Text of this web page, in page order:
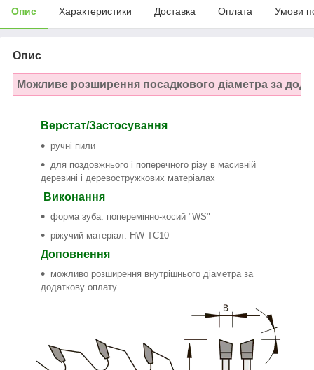
Опис Характеристики Доставка Оплата Умови
Опис
Можливе розширення посадкового діаметра за
Верстат/Застосування
ручні пили
для поздовжнього і поперечного різу в масивній
деревині і деревостружкових матеріалах
Виконання
форма зуба: поперемінно-косий "WS"
ріжучий матеріал: HW TC10
Доповнення
можливо розширення внутрішнього діаметра за
додаткову оплату